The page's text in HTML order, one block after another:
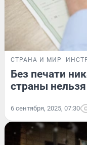
СТРАНА И МИР
Без печати
страны
6 сентября, 2025, 07:30